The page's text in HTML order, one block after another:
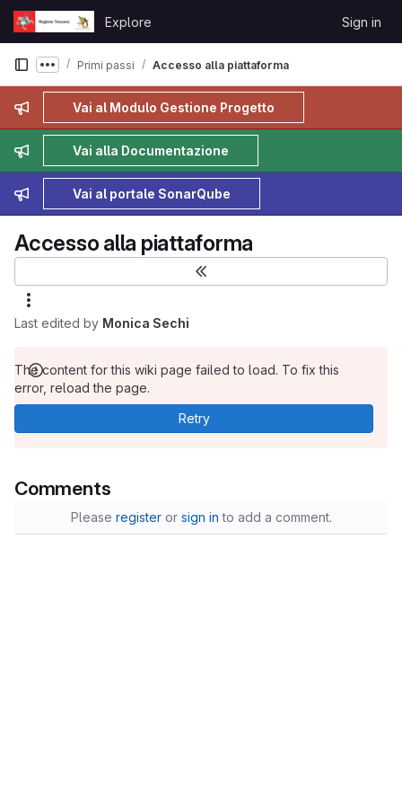
Skip to content
GitLab
Explore Sign in
Admin message
Vai al Modulo Gestione Progetto
Admin message
Vai alla Documentazione
Admin message
Vai al portale SonarQube
Show more breadcrumbs
Primi passi Accesso alla piattaforma
Accesso alla piattaforma
Last edited by Monica Sechi
The content for this wiki page failed to load. To fix this
error, reload the page.
Retry
Comments
Please registeror sign in to add a comment.